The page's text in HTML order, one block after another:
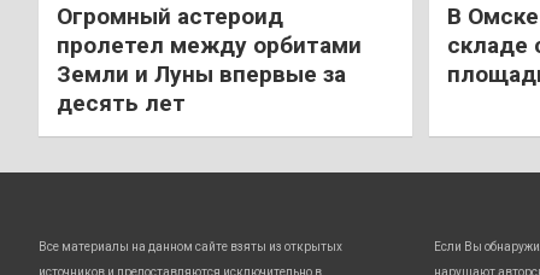
Огромный астероид
пролетел между орбитами
Земли и Луны впервые за
десять лет
В
складе
Все материалы на данном сайте взяты из открытых
источников и предоставляются исключительно в
Если Вы
нарушают